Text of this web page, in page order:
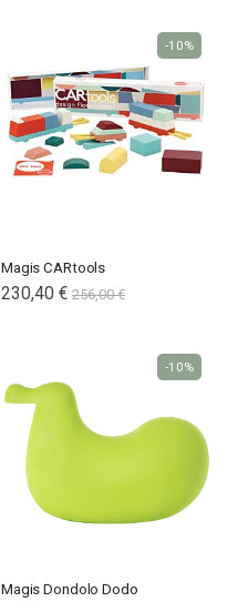
Magis CARtools
Special
Price
230,40 € 256,00 €
-10%
Magis Dondolo Dodo
-10%